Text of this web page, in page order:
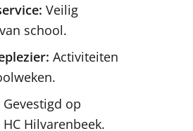
Veilig
school.
Activiteiten
Gevestigd op
Hilvarenbeek.